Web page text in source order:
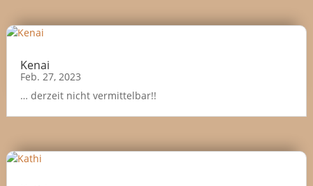
Kenai
Feb. 27, 2023
… derzeit nicht vermittelbar!!